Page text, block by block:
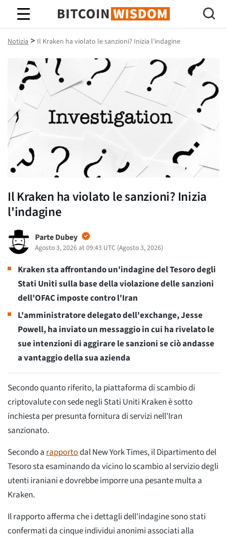
Saggezza Bitcoin
Notizia > Il Kraken ha violato le sanzioni? Inizia l'indagine
Il Kraken ha violato le sanzioni? Inizia
l'indagine
Parte Dubey
Agosto 3, 2026 at 09:43 UTC (Agosto 3, 2026)
Kraken sta affrontando un'indagine del Tesoro degli
Stati Uniti sulla base della violazione delle sanzioni
dell'OFAC imposte contro l'Iran
L'amministratore delegato dell'exchange, Jesse
Powell, ha inviato un messaggio in cui ha rivelato le
sue intenzioni di aggirare le sanzioni se ciò andasse
a vantaggio della sua azienda
Secondo quanto riferito, la piattaforma di scambio di
criptovalute con sede negli Stati Uniti Kraken è sotto
inchiesta per presunta fornitura di servizi nell'Iran
sanzionato.
Secondo arapportodal New York Times, il Dipartimento del
Tesoro sta esaminando da vicino lo scambio al servizio degli
utenti iraniani e dovrebbe imporre una pesante multa a
Kraken.
Il rapporto afferma che i dettagli dell'indagine sono stati
confermati da cinque individui anonimi associati alla